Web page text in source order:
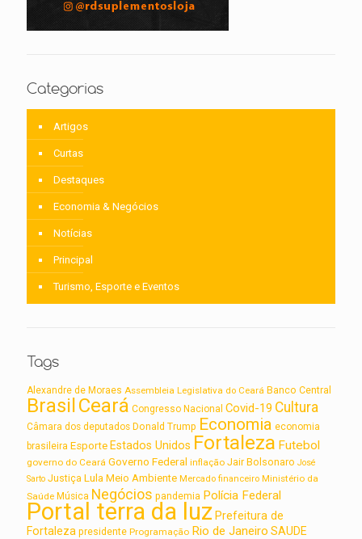
Categorias
Artigos
Curtas
Destaques
Economia & Negócios
Notícias
Principal
Turismo, Esporte e Eventos
Tags
Alexandre de Moraes Assembleia Legislativa do Ceará Banco Central
Brasil Ceará Congresso Nacional Covid-19 Cultura
Câmara dos deputados Donald Trump Economia economia
brasileira Esporte Estados Unidos Fortaleza Futebol
governo do Ceará Governo Federal inflação Jair Bolsonaro José
Sarto Justiça Lula Meio Ambiente Mercado financeiro Ministério da
Saúde Música Negócios pandemia Polícia Federal
Portal terra da luz Prefeitura de
Fortaleza presidente Programação Rio de Janeiro SAUDE